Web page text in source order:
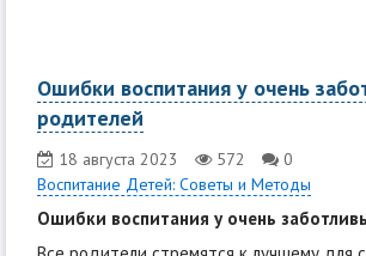
Ошибки воспитания у очень
родителей
18 августа 2023 572
0
Воспитание Детей: Советы и Методы
Ошибки воспитания у очень